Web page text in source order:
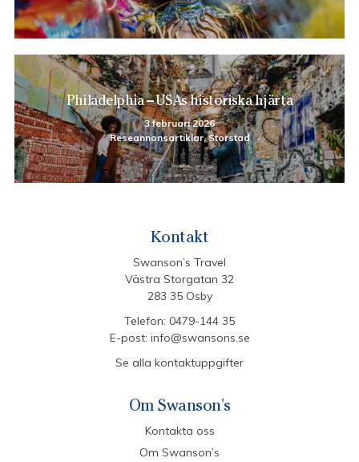
Philadelphia – USAs historiska hjärta
3 februari 2026
Reseannonsartiklar, Storstad
Kontakt
Swanson’s Travel
Västra Storgatan 32
283 35 Osby
Telefon: 0479-144 35
E-post: info@swansons.se
Se alla kontaktuppgifter
Om Swanson's
Kontakta oss
Om Swanson’s